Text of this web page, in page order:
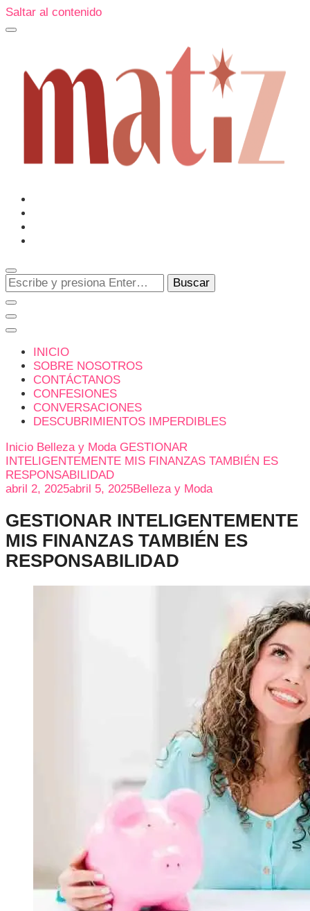
Saltar al contenido
Matiz
Un espacio editorial donde pongo en palabras aquello que
muchos sentimos y pocos sabemos cómo explicar y
donde también compartiré contigo las cosas que me
conmueven, me sorprenden o creo que merecen ser
¿Buscas
algo?
INICIO
SOBRE NOSOTROS
CONTÁCTANOS
CONFESIONES
CONVERSACIONES
DESCUBRIMIENTOS IMPERDIBLES
Inicio Belleza y Moda GESTIONAR
INTELIGENTEMENTE MIS FINANZAS TAMBIÉN ES
RESPONSABILIDAD
abril 2, 2025abril 5, 2025Belleza y Moda
GESTIONAR INTELIGENTEMENTE
MIS FINANZAS TAMBIÉN ES
RESPONSABILIDAD